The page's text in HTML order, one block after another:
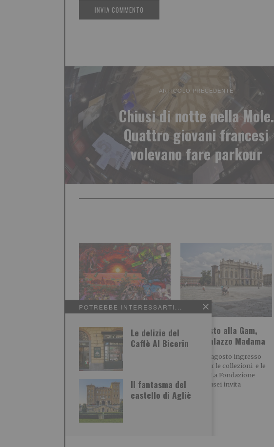
POTREBBE INTERESSARTI...
Le delizie del
Caffè Al Bicerin
Il fantasma del
castello di Agliè
ARTICOLO PRECEDENTE
Chiusi di notte nella Mole.
Quattro giovani francesi
volevano fare parkour
Ryo Kato, l’artista
nipponico tutto da
scoprire
La mostra nel prossimo
origini giapponesi Ryo Kato,
ha quasi
Ferragosto alla Gam,
Mao e Palazzo Madama
Sabato 15 agosto ingresso
ridotto per le collezioni e le
mostre La Fondazione
Torino Musei invita